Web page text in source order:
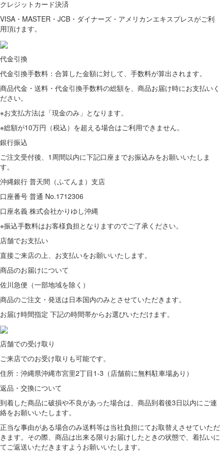
クレジットカード決済
VISA・MASTER・JCB・ダイナーズ・アメリカンエキスプレスがご利
用頂けます。
代金引換
代金引換手数料：合算した金額に対して、手数料が算出されます。
商品代金・送料・代金引換手数料の総額を、商品お届け時にお支払いく
ださい。
※お支払方法は「現金のみ」となります。
※総額が10万円（税込）を超える場合はご利用できません。
銀行振込
ご注文受付後、1周間以内に下記口座までお振込みをお願いいたしま
す。
沖縄銀行 普天間（ふてんま）支店
口座番号 普通 No.1712306
口座名義 株式会社かりゆし沖縄
※振込手数料はお客様負担となりますのでご了承ください。
店舗でお支払い
直接ご来店の上、 お支払いをお願いいたします。
商品のお届けについて
佐川急便（一部地域を除く）
商品のご注文・発送は日本国内のみとさせていただきます。
お届け時間指定 下記の時間帯からお選びいただけます。
店舗での受け取り
ご来店でのお受け取りも可能です。
住所：沖縄県沖縄市宮里2丁目1-3（店舗前に無料駐車場あり）
返品・交換について
到着した商品に破損や不良があった場合は、商品到着後3日以内にご連
絡をお願いいたします。
正当な事由がある場合のみ送料等は当社負担にてお取替えさせていただ
きます。その際、商品は出来る限りお届けしたときの状態で、着払いに
てご返送いただきますようお願いいたします。